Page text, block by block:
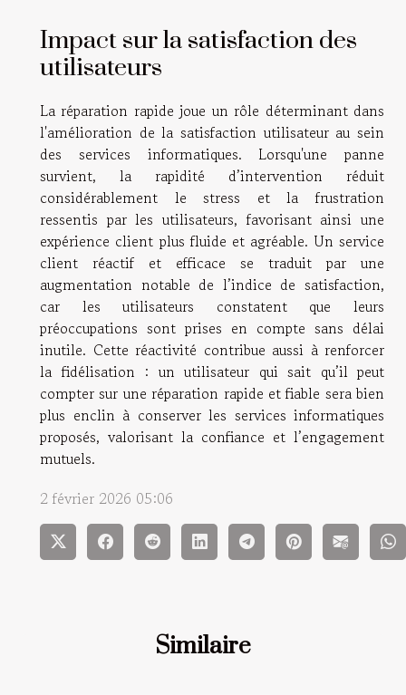
Similaire
Impact sur la satisfaction des
utilisateurs
La réparation rapide joue un rôle déterminant dans
l'amélioration de la satisfaction utilisateur au sein
des services informatiques. Lorsqu'une panne
survient, la rapidité d’intervention réduit
considérablement le stress et la frustration
ressentis par les utilisateurs, favorisant ainsi une
expérience client plus fluide et agréable. Un service
client réactif et efficace se traduit par une
augmentation notable de l’indice de satisfaction,
car les utilisateurs constatent que leurs
préoccupations sont prises en compte sans délai
inutile. Cette réactivité contribue aussi à renforcer
la fidélisation : un utilisateur qui sait qu’il peut
compter sur une réparation rapide et fiable sera bien
plus enclin à conserver les services informatiques
proposés, valorisant la confiance et l’engagement
mutuels.
2 février 2026 05:06